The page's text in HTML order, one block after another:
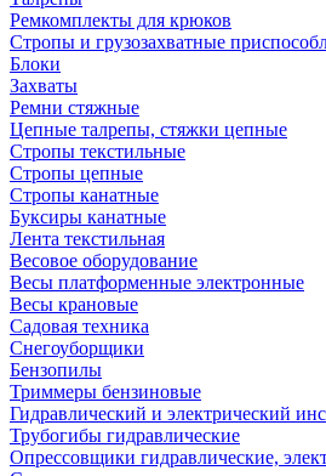
Ремкомплекты для крюков
Стропы и грузозахватные
Блоки
Захваты
Ремни стяжные
Цепные талрепы, стяжки цепные
Стропы текстильные
Стропы цепные
Стропы канатные
Буксиры канатные
Лента текстильная
Весовое оборудование
Весы платформенные электронные
Весы крановые
Садовая техника
Снегоуборщики
Бензопилы
Триммеры бензиновые
Гидравлический и электрический
Трубогибы гидравлические
Опрессовщики гидравлические,